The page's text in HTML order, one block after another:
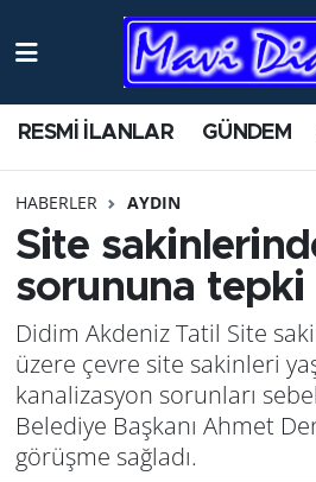
RESMİ İLANLAR GÜNDEM
HABERLER AYDIN
Site
sorununa tepki
Didim Akdeniz Tatil Site
üzere çevre site sakinleri
kanalizasyon sorunları
Belediye Başkanı Ahmet
görüşme sağladı.
ANTİK YERLER
AYDIN
BİLİM VE TEKNOLOJİ
ÇEVRE
EĞİTİM
EKONOMİ
Nöbetçi Eczaneler
Namaz Vakitleri
Trafik Durumu
Süper Lig Puan Durumu
Tüm Manşetler
Son Dakika Haberleri